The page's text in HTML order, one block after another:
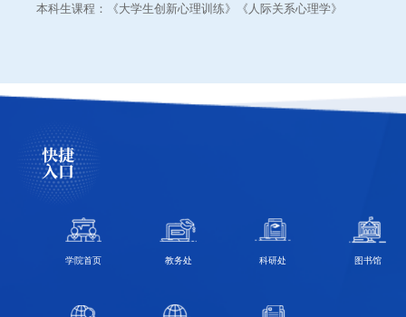
本科生课程：《大学生创新心理训练》《人际关系心理学》
快捷
入口
学院首页 教务处 科研处 图书馆